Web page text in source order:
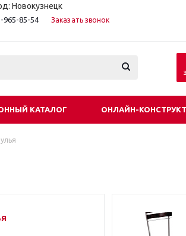
Новокузнецк
965-85-54
Заказать звонок
КАТАЛОГ ОНЛАЙН-